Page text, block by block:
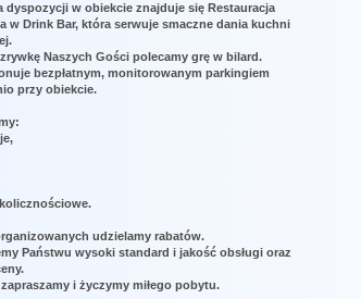
dyspozycji w obiekcie znajduje się Restauracja
w Drink Bar, która serwuje smaczne dania kuchni
Naszych Gości polecamy grę w bilard.
bezpłatnym, monitorowanym parkingiem
przy obiekcie.
udzielamy rabatów.
Państwu wysoki standard i jakość obsługi oraz
i życzymy miłego pobytu.